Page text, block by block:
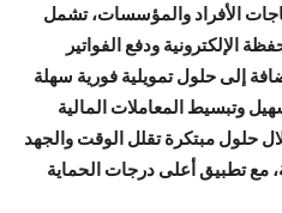
الأفراد والمؤسسات، تشمل
الإلكترونية ودفع الفواتير
إلى حلول تمويلية فورية سهلة
وتبسيط المعاملات المالية
حلول مبتكرة تقلل الوقت والجهد
مع تطبيق أعلى درجات الحماية